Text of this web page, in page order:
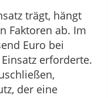
trägt, hängt
Faktoren ab. Im
Euro bei
erforderte.
der eine